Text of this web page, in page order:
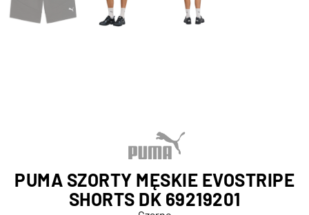
PUMA SZORTY MĘSKIE EVOSTRIPE
SHORTS DK 69219201